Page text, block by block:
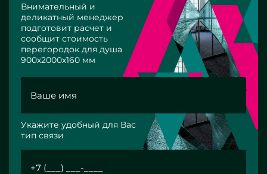
Внимательный и
деликатный менеджер
подготовит расчет и
сообщит стоимость
перегородок для душа
900х2000х160 мм
Укажите удобный для Вас
тип связи